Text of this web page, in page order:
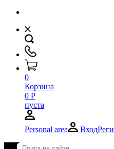
0
Корзина
0 Р
пуста
Personal area Вход